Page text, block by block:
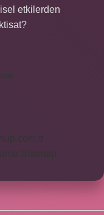
etkilerden
Sitemap